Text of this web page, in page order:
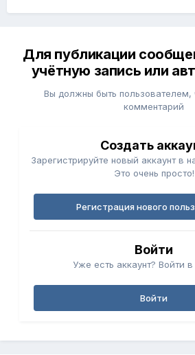
Для публикации
учётную запись или
Вы должны быть пользователем,
комментарий
Создать
Зарегистрируйте новый аккаунт в
Это очень просто!
Регистрация нового
Войти
Уже есть аккаунт? Войти
Войти